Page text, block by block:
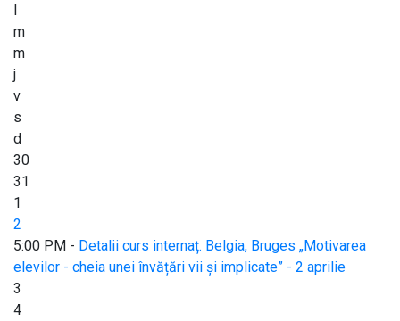
l
m
m
j
v
s
d
30
31
1
2
5:00 PM - Detalii curs internaț. Belgia, Bruges „Motivarea
elevilor - cheia unei învățări vii și implicate” - 2 aprilie
3
4